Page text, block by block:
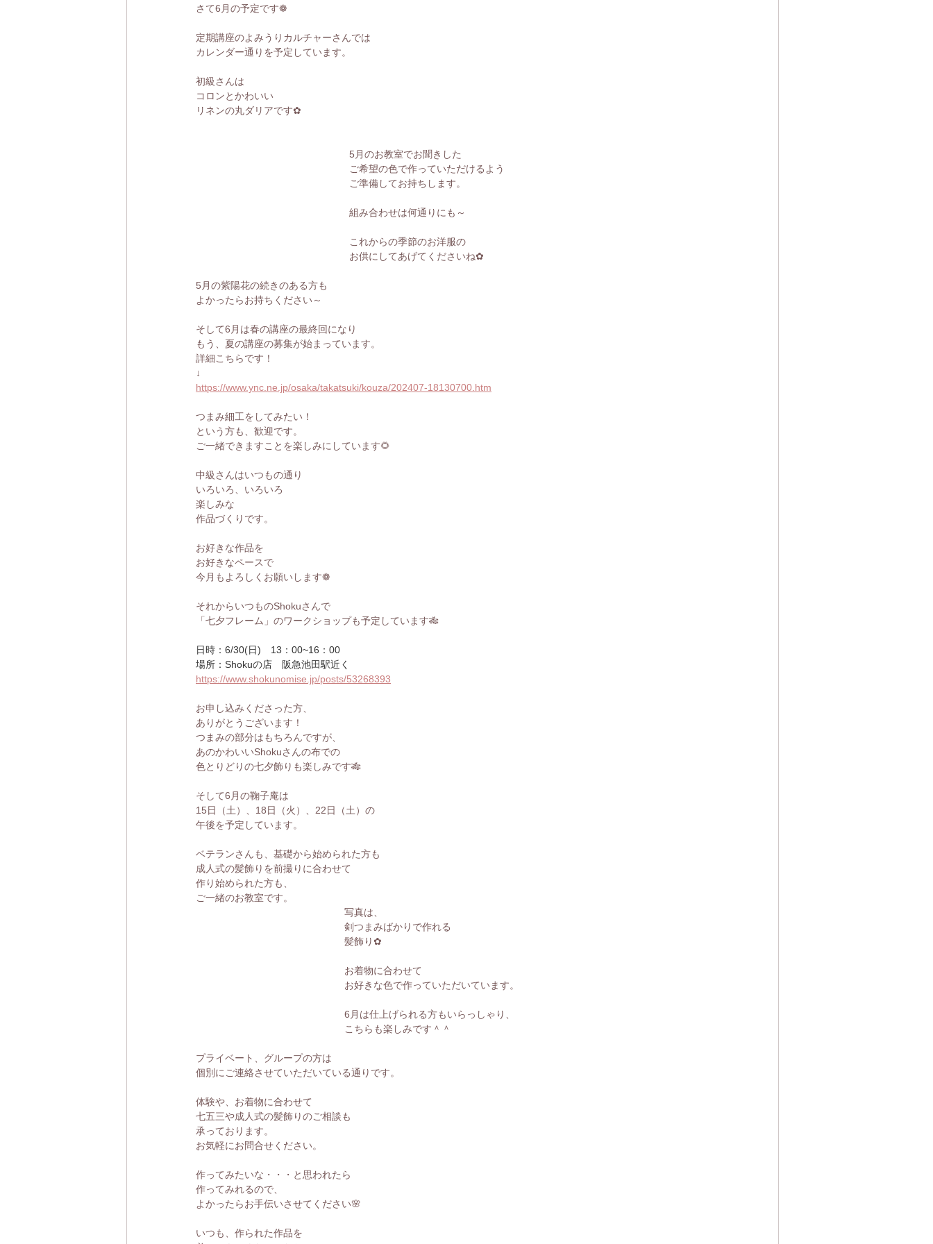
さて6月の予定です❁
定期講座のよみうりカルチャーさんでは
カレンダー通りを予定しています。
初級さんは
コロンとかわいい
リネンの丸ダリアです✿
5月のお教室でお聞きした
ご希望の色で作っていただけるよう
ご準備してお持ちします。
組み合わせは何通りにも～
これからの季節のお洋服の
お供にしてあげてくださいね✿
5月の紫陽花の続きのある方も
よかったらお持ちください～
そして6月は春の講座の最終回になり
もう、夏の講座の募集が始まっています。
詳細こちらです！
↓
https://www.ync.ne.jp/osaka/takatsuki/kouza/202407-18130700.htm
つまみ細工をしてみたい！
という方も、歓迎です。
ご一緒できますことを楽しみにしています🌻
中級さんはいつもの通り
いろいろ、いろいろ
楽しみな
作品づくりです。
お好きな作品を
お好きなペースで
今月もよろしくお願いします❁
それからいつものShokuさんで
「七夕フレーム」のワークショップも予定しています🎋
日時：6/30(日)　13：00~16：00
場所：Shokuの店　阪急池田駅近く
https://www.shokunomise.jp/posts/53268393
お申し込みくださった方、
ありがとうございます！
つまみの部分はもちろんですが、
あのかわいいShokuさんの布での
色とりどりの七夕飾りも楽しみです🎋
そして6月の鞠子庵は
15日（土）、18日（火）、22日（土）の
午後を予定しています。
ベテランさんも、基礎から始められた方も
成人式の髪飾りを前撮りに合わせて
作り始められた方も、
ご一緒のお教室です。
写真は、
剣つまみばかりで作れる
髪飾り✿
お着物に合わせて
お好きな色で作っていただいています。
6月は仕上げられる方もいらっしゃり、
こちらも楽しみです＾＾
プライベート、グループの方は
個別にご連絡させていただいている通りです。
体験や、お着物に合わせて
七五三や成人式の髪飾りのご相談も
承っております。
お気軽にお問合せください。
作ってみたいな・・・と思われたら
作ってみれるので、
よかったらお手伝いさせてください🌸
いつも、作られた作品を